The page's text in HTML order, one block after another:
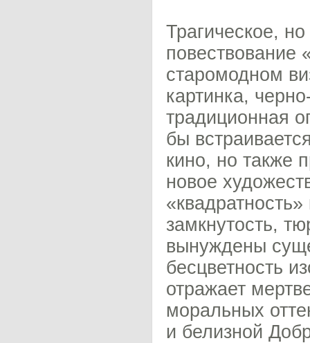
Трагическое,
повествование
старомодном
картинка,
традиционная
бы
кино, но также
новое
замкнутость,
вынуждены
бесцветность
отражает
моральных
и белизной